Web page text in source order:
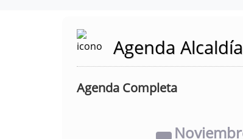
Agenda Alcaldía
Agenda Completa